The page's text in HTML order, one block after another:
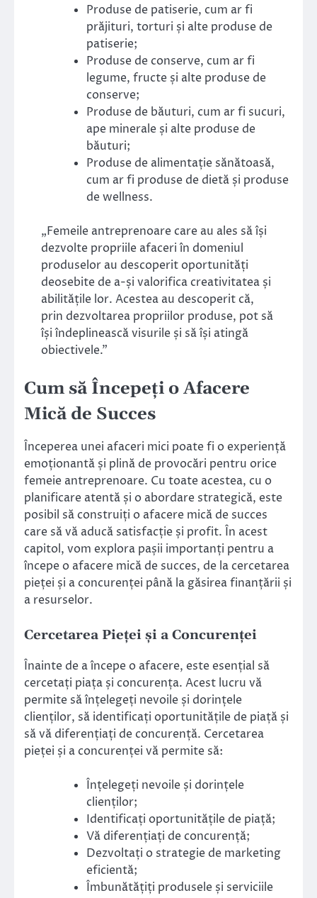
Produse de patiserie, cum ar fi
prăjituri, torturi și alte produse de
patiserie;
Produse de conserve, cum ar fi
legume, fructe și alte produse de
conserve;
Produse de băuturi, cum ar fi sucuri,
ape minerale și alte produse de
băuturi;
Produse de alimentație sănătoasă,
cum ar fi produse de dietă și produse
de wellness.
„Femeile antreprenoare care au ales să își
dezvolte propriile afaceri în domeniul
produselor au descoperit oportunități
deosebite de a-și valorifica creativitatea și
abilitățile lor. Acestea au descoperit că,
prin dezvoltarea propriilor produse, pot să
își îndeplinească visurile și să își atingă
obiectivele.”
Cum să Începeți o Afacere
Mică de Succes
Începerea unei afaceri mici poate fi o experiență
emoționantă și plină de provocări pentru orice
femeie antreprenoare. Cu toate acestea, cu o
planificare atentă și o abordare strategică, este
posibil să construiți o afacere mică de succes
care să vă aducă satisfacție și profit. În acest
capitol, vom explora pașii importanți pentru a
începe o afacere mică de succes, de la cercetarea
pieței și a concurenței până la găsirea finanțării și
a resurselor.
Cercetarea Pieței și a Concurenței
Înainte de a începe o afacere, este esențial să
cercetați piața și concurența. Acest lucru vă
permite să înțelegeți nevoile și dorințele
clienților, să identificați oportunitățile de piață și
să vă diferențiați de concurență. Cercetarea
pieței și a concurenței vă permite să:
Înțelegeți nevoile și dorințele
clienților;
Identificați oportunitățile de piață;
Vă diferențiați de concurență;
Dezvoltați o strategie de marketing
eficientă;
Îmbunătățiți produsele și serviciile